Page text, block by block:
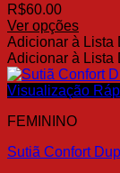
escolhidas
na
página
do
produto
R$60.00
Ver opções
Este
produto
tem
várias
As
podem
Adicionar à Lista
Adicionar à Lista
Visualização
FEMININO
Sutiã Confort